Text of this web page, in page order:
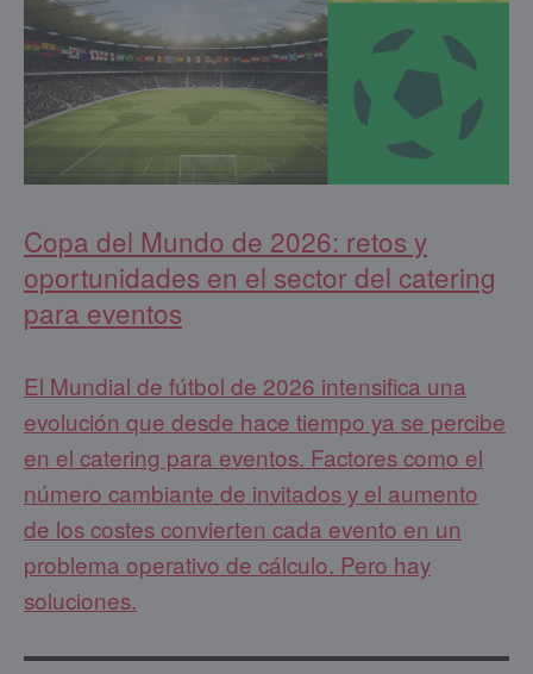
Copa del Mundo de 2026: retos y
oportunidades en el sector del catering
para eventos
El Mundial de fútbol de 2026 intensifica una
evolución que desde hace tiempo ya se percibe
en el catering para eventos. Factores como el
número cambiante de invitados y el aumento
de los costes convierten cada evento en un
problema operativo de cálculo. Pero hay
soluciones.